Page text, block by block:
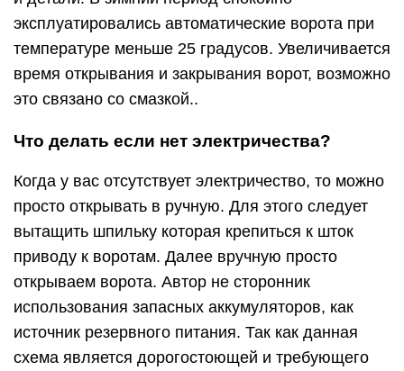
эксплуатировались автоматические ворота при
температуре меньше 25 градусов. Увеличивается
время открывания и закрывания ворот, возможно
это связано со смазкой..
Что делать если нет электричества?
Когда у вас отсутствует электричество, то можно
просто открывать в ручную. Для этого следует
вытащить шпильку которая крепиться к шток
приводу к воротам. Далее вручную просто
открываем ворота. Автор не сторонник
использования запасных аккумуляторов, как
источник резервного питания. Так как данная
схема является дорогостоющей и требующего